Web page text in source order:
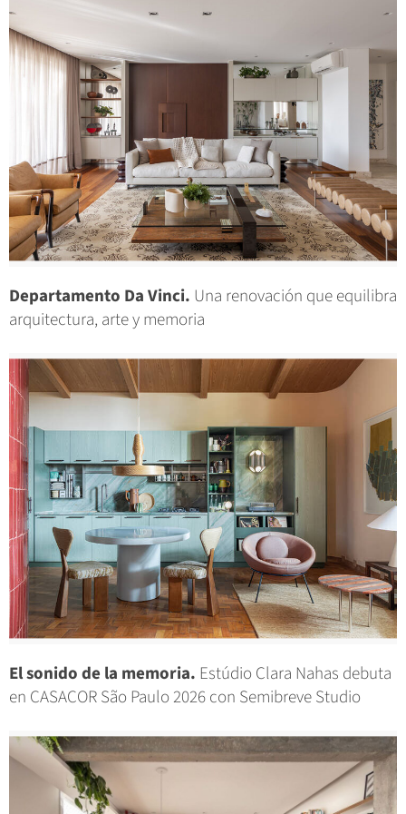
Departamento Da Vinci. Una renovación que equilibra
arquitectura, arte y memoria
El sonido de la memoria. Estúdio Clara Nahas debuta
en CASACOR São Paulo 2026 con Semibreve Studio